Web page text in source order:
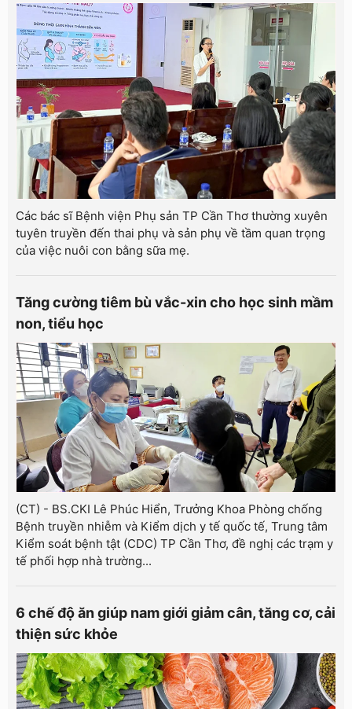
Các bác sĩ Bệnh viện Phụ sản TP Cần Thơ thường xuyên
tuyên truyền đến thai phụ và sản phụ về tầm quan trọng
của việc nuôi con bằng sữa mẹ.
Tăng cường tiêm bù vắc-xin cho học sinh mầm
non, tiểu học
(CT) - BS.CKI Lê Phúc Hiển, Trưởng Khoa Phòng chống
Bệnh truyền nhiễm và Kiểm dịch y tế quốc tế, Trung tâm
Kiểm soát bệnh tật (CDC) TP Cần Thơ, đề nghị các trạm y
tế phối hợp nhà trường...
6 chế độ ăn giúp nam giới giảm cân, tăng cơ, cải
thiện sức khỏe